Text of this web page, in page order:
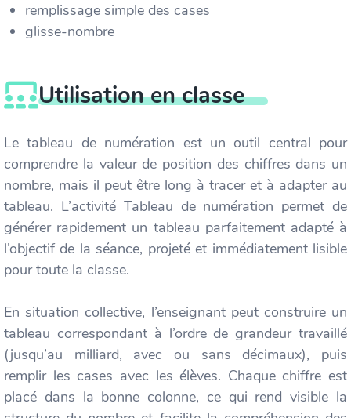
remplissage simple des cases
glisse-nombre
Utilisation en classe
Le tableau de numération est un outil central pour
comprendre la valeur de position des chiffres dans un
nombre, mais il peut être long à tracer et à adapter au
tableau. L’activité Tableau de numération permet de
générer rapidement un tableau parfaitement adapté à
l’objectif de la séance, projeté et immédiatement lisible
pour toute la classe.
En situation collective, l’enseignant peut construire un
tableau correspondant à l’ordre de grandeur travaillé
(jusqu’au milliard, avec ou sans décimaux), puis
remplir les cases avec les élèves. Chaque chiffre est
placé dans la bonne colonne, ce qui rend visible la